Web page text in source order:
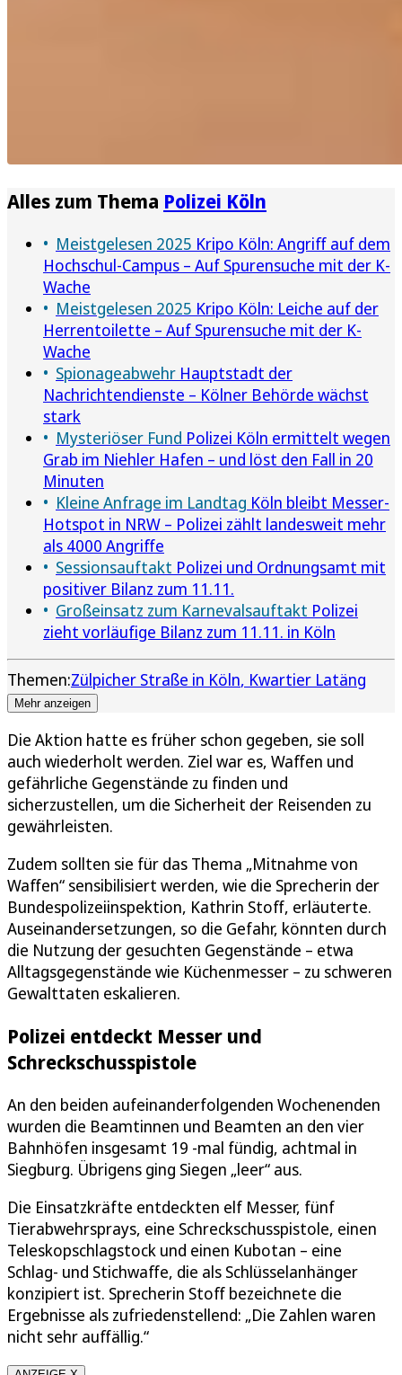
Alles zum Thema Polizei Köln
Meistgelesen 2025 Kripo Köln: Angriff auf dem
Hochschul-Campus – Auf Spurensuche mit der K-
Wache
Meistgelesen 2025 Kripo Köln: Leiche auf der
Herrentoilette – Auf Spurensuche mit der K-
Wache
Spionageabwehr Hauptstadt der
Nachrichtendienste – Kölner Behörde wächst
stark
Mysteriöser Fund Polizei Köln ermittelt wegen
Grab im Niehler Hafen – und löst den Fall in 20
Minuten
Kleine Anfrage im Landtag Köln bleibt Messer-
Hotspot in NRW – Polizei zählt landesweit mehr
als 4000 Angriffe
Sessionsauftakt Polizei und Ordnungsamt mit
positiver Bilanz zum 11.11.
Großeinsatz zum Karnevalsauftakt Polizei
zieht vorläufige Bilanz zum 11.11. in Köln
Themen:Zülpicher Straße in Köln Kwartier Latäng
Mehr anzeigen
Die Aktion hatte es früher schon gegeben, sie soll
auch wiederholt werden. Ziel war es, Waffen und
gefährliche Gegenstände zu finden und
sicherzustellen, um die Sicherheit der Reisenden zu
gewährleisten.
Zudem sollten sie für das Thema „Mitnahme von
Waffen“ sensibilisiert werden, wie die Sprecherin der
Bundespolizeiinspektion, Kathrin Stoff, erläuterte.
Auseinandersetzungen, so die Gefahr, könnten durch
die Nutzung der gesuchten Gegenstände – etwa
Alltagsgegenstände wie Küchenmesser – zu schweren
Gewalttaten eskalieren.
Polizei entdeckt Messer und
Schreckschusspistole
An den beiden aufeinanderfolgenden Wochenenden
wurden die Beamtinnen und Beamten an den vier
Bahnhöfen insgesamt 19 -mal fündig, achtmal in
Siegburg. Übrigens ging Siegen „leer“ aus.
Die Einsatzkräfte entdeckten elf Messer, fünf
Tierabwehrsprays, eine Schreckschusspistole, einen
Teleskopschlagstock und einen Kubotan – eine
Schlag- und Stichwaffe, die als Schlüsselanhänger
konzipiert ist. Sprecherin Stoff bezeichnete die
Ergebnisse als zufriedenstellend: „Die Zahlen waren
nicht sehr auffällig.“